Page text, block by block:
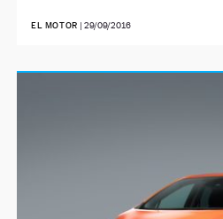
EL MOTOR | 29/09/2016